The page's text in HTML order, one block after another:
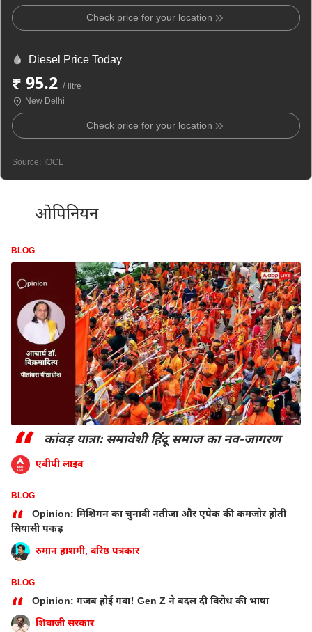
Check price for your location
Diesel Price Today
₹ 95.2 / litre
New Delhi
Check price for your location
Source: IOCL
ओपिनियन
BLOG
“ कांवड़ यात्राः समावेशी हिंदू समाज का नव-जागरण
एबीपी लाइव
BLOG
“
Opinion: मिशिगन का चुनावी नतीजा और एपेक की कमजोर होती
सियासी पकड़
रुमान हाशमी, वरिष्ठ पत्रकार
BLOG
“
Opinion: गजब होई गवा! Gen Z ने बदल दी विरोध की भाषा
शिवाजी सरकार